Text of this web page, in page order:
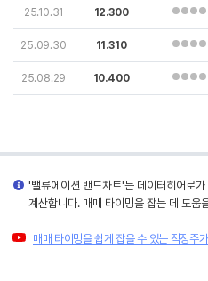
25.10.31 12.300
25.09.30 11.310
25.08.29 10.400
'밸류에이션 밴드차트'는 데이터히어로
계산합니다. 매매 타이밍을 잡는 데 도움
매매 타이밍을 쉽게 잡을 수 있는 적정주